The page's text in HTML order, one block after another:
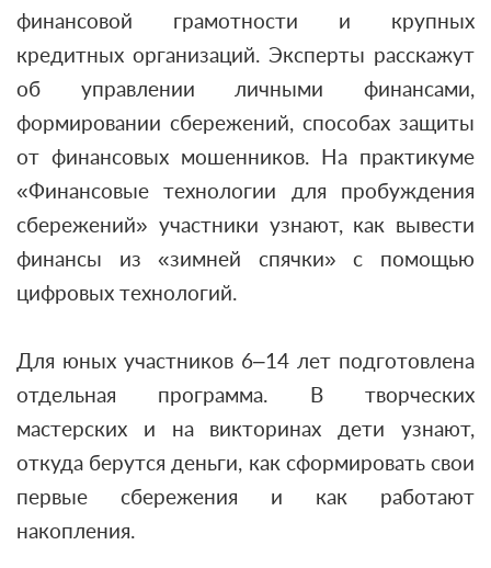
финансовой грамотности и крупных
кредитных организаций. Эксперты расскажут
об управлении личными финансами,
формировании сбережений, способах защиты
от финансовых мошенников. На практикуме
«Финансовые технологии для пробуждения
сбережений» участники узнают, как вывести
финансы из «зимней спячки» с помощью
цифровых технологий.
Для юных участников 6–14 лет подготовлена
отдельная программа. В творческих
мастерских и на викторинах дети узнают,
откуда берутся деньги, как сформировать свои
первые сбережения и как работают
накопления.